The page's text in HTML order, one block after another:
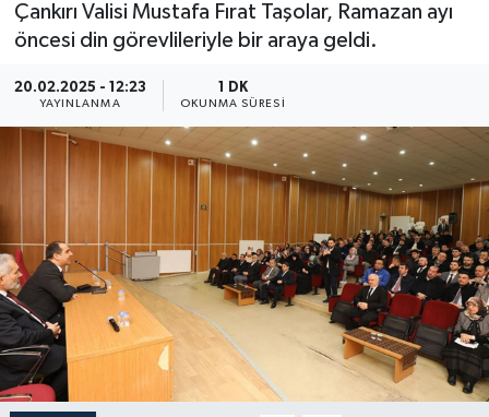
Çankırı Valisi Mustafa Fırat Taşolar, Ramazan ayı
öncesi din görevlileriyle bir araya geldi.
20.02.2025 - 12:23
YAYINLANMA
1 DK
OKUNMA SÜRESI
Aksaray Müftülüğü
Ankara Müftülüğü
Antalya Müftülüğü
Ardahan Müftülüğü
Artvin Müftülüğü
Aydın Müftülüğü
Balıkesir Müftülüğü
Diyanet Bilgi
Dualar
Hadislerle İslam
Kudüs
Kurban
Mukabele
Peygamberimizin Hayatı
Basında Bugün
Diyanet Dergi
TDV
Hutbeler
DİYANET AKADEMİ
DİYANET GENÇLİK
DİYANET RADYO/TV
Süper Lig Puan Durumu ve Fikstür
Son Dakika Haberleri
Haber Arşivi